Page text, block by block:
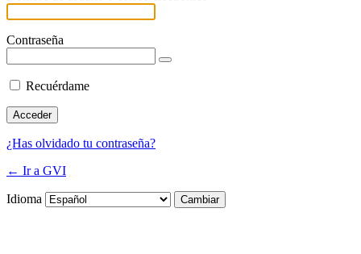
Contraseña
Recuérdame
¿Has olvidado tu contraseña?
← Ir a GVI
Idioma